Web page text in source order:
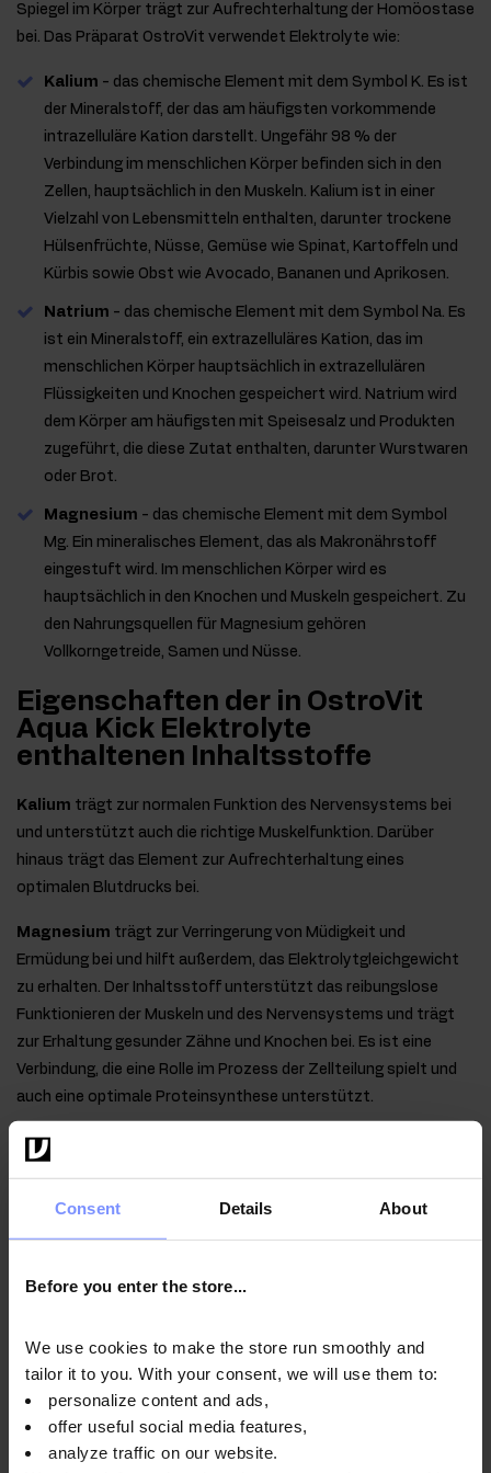
Consent Details About
Before you enter the store...
We use cookies to make the store run smoothly and
tailor it to you. With your consent, we will use them to:
personalize content and ads,
offer useful social media features,
analyze traffic on our website.
Spiegel im Körper trägt zur Aufrechterhaltung der Homöostase
bei. Das Präparat OstroVit verwendet Elektrolyte wie:
Kalium - das chemische Element mit dem Symbol K. Es ist
der Mineralstoff, der das am häufigsten vorkommende
intrazelluläre Kation darstellt. Ungefähr 98 % der
Verbindung im menschlichen Körper befinden sich in den
Zellen, hauptsächlich in den Muskeln. Kalium ist in einer
Vielzahl von Lebensmitteln enthalten, darunter trockene
Hülsenfrüchte, Nüsse, Gemüse wie Spinat, Kartoffeln und
Kürbis sowie Obst wie Avocado, Bananen und Aprikosen.
Natrium - das chemische Element mit dem Symbol Na. Es
ist ein Mineralstoff, ein extrazelluläres Kation, das im
menschlichen Körper hauptsächlich in extrazellulären
Flüssigkeiten und Knochen gespeichert wird. Natrium wird
dem Körper am häufigsten mit Speisesalz und Produkten
zugeführt, die diese Zutat enthalten, darunter Wurstwaren
oder Brot.
Magnesium - das chemische Element mit dem Symbol
Mg. Ein mineralisches Element, das als Makronährstoff
eingestuft wird. Im menschlichen Körper wird es
hauptsächlich in den Knochen und Muskeln gespeichert. Zu
den Nahrungsquellen für Magnesium gehören
Vollkorngetreide, Samen und Nüsse.
Eigenschaften der in OstroVit
Aqua Kick Elektrolyte
enthaltenen Inhaltsstoffe
Kalium trägt zur normalen Funktion des Nervensystems bei
und unterstützt auch die richtige Muskelfunktion. Darüber
hinaus trägt das Element zur Aufrechterhaltung eines
optimalen Blutdrucks bei.
Magnesium trägt zur Verringerung von Müdigkeit und
Ermüdung bei und hilft außerdem, das Elektrolytgleichgewicht
zu erhalten. Der Inhaltsstoff unterstützt das reibungslose
Funktionieren der Muskeln und des Nervensystems und trägt
zur Erhaltung gesunder Zähne und Knochen bei. Es ist eine
Verbindung, die eine Rolle im Prozess der Zellteilung spielt und
auch eine optimale Proteinsynthese unterstützt.
Qualität laborbestätigt
Untersuchungen in einem unabhängigen akkreditierten
aufrechtzuerhalten.